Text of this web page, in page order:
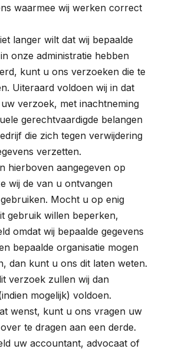
waarmee wij werken correct
langer wilt dat wij bepaalde
onze administratie hebben
kunt u ons verzoeken die te
Uiteraard voldoen wij in dat
verzoek, met inachtneming
gerechtvaardigde belangen
die zich tegen verwijdering
verzetten.
hierboven aangegeven op
wij de van u ontvangen
Mocht u op enig
gebruik willen beperken,
omdat wij bepaalde gegevens
bepaalde organisatie mogen
dan kunt u ons dit laten weten.
verzoek zullen wij dan
mogelijk) voldoen.
wenst, kunt u ons vragen uw
te dragen aan een derde.
uw accountant, advocaat of